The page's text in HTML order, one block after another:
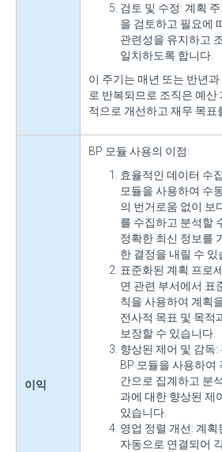
검토 및 수정: 계획
을 검토하고 필요에
관련성을 유지하고
일치하도록 합니다.
이 주기는 매년 또는 반년
로 반복되므로 조직은 예산
적으로 개선하고 재무 목표
이익
BP 모듈 사용의 이점:
효율적인 데이터 수
모듈을 사용하여 수
의 번거로움 없이 보
를 수집하고 분석할
정확한 최신 정보를
한 결정을 내릴 수 있
표준화된 계획 프로
면 관련 부서에서 표
칙을 사용하여 계획
전사적 목표 및 목적
보장할 수 있습니다.
향상된 제어 및 감독
BP 모듈을 사용하여
간으로 집계하고 분
과에 대한 향상된 제
있습니다.
영업 정렬 개선: 계
자동으로 연결되어